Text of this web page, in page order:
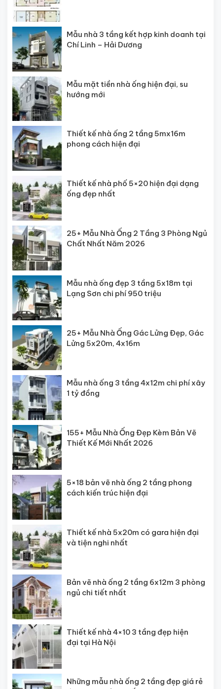
Mẫu nhà 3 tầng kết hợp kinh doanh tại
Chí Linh – Hải Dương
Mẫu mặt tiền nhà ống hiện đại, su
hướng mới
Thiết kế nhà ống 2 tầng 5mx16m
phong cách hiện đại
Thiết kế nhà phố 5×20 hiện đại dạng
ống đẹp nhất
25+ Mẫu Nhà Ống 2 Tầng 3 Phòng Ngủ
Chất Nhất Năm 2026
Mẫu nhà ống đẹp 3 tầng 5x18m tại
Lạng Sơn chi phí 950 triệu
25+ Mẫu Nhà Ống Gác Lửng Đẹp, Gác
Lửng 5x20m, 4x16m
Mẫu nhà ống 3 tầng 4x12m chi phí xây
1 tỷ đồng
155+ Mẫu Nhà Ống Đẹp Kèm Bản Vẽ
Thiết Kế Mới Nhất 2026
5×18 bản vẽ nhà ống 2 tầng phong
cách kiến trúc hiện đại
Thiết kế nhà 5x20m có gara hiện đại
và tiện nghi nhất
Bản vẽ nhà ống 2 tầng 6x12m 3 phòng
ngủ chi tiết nhất
Thiết kế nhà 4×10 3 tầng đẹp hiện
đại tại Hà Nội
Những mẫu nhà ống 2 tầng đẹp giá rẻ